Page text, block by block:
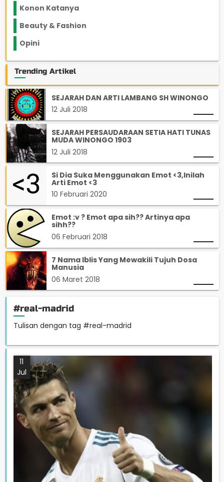
Konon Katanya
Beauty & Fashion
Opini
Trending Artikel
SEJARAH DAN ARTI LAMBANG SH WINONGO
12 Juli 2018
SEJARAH PERSAUDARAAN SETIA HATI TUNAS
MUDA WINONGO 1903
12 Juli 2018
Si Dia Suka Menggunakan Emot <3,Inilah
Arti Emot <3
10 Februari 2020
Emot :v ? Emot apa sih?? Artinya apa
sihh??
06 Februari 2018
7 Nama Iblis Yang Mewakili Tujuh Dosa
Manusia
06 Maret 2018
#real-madrid
Tulisan dengan tag #real-madrid
11
Jul